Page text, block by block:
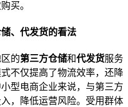
买。
、代发货的看法
的第三方仓储和代发货服务
不仅提高了物流效率，还降
型电商企业来说，与第三方
，降低运营风险。受用群体